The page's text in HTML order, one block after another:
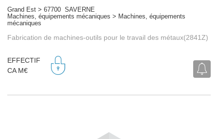
Grand Est > 67700 SAVERNE
Machines, équipements mécaniques > Machines, équipements
mécaniques
Fabrication de machines-outils pour le travail des métaux(2841Z)
EFFECTIF
CA M€